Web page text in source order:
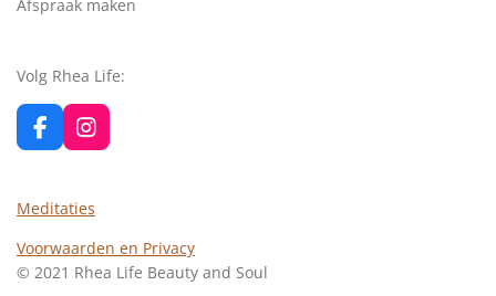
Afspraak maken
Volg Rhea Life:
F
a
e
b
o
o
k
I
n
a
g
r
a
Meditaties
Voorwaarden en Privacy
© 2021 Rhea Life Beauty and Soul